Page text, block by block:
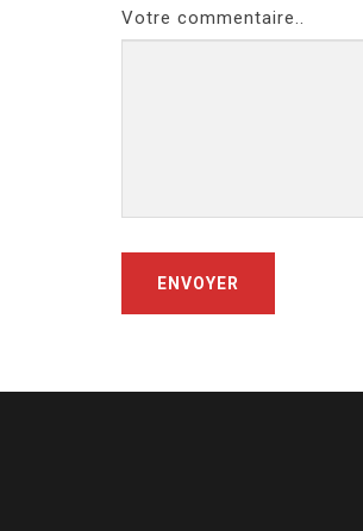
Votre commentaire..
ENVOYER